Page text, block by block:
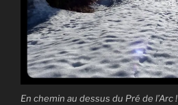
En chemin au dessus du Pré de l’Arc !